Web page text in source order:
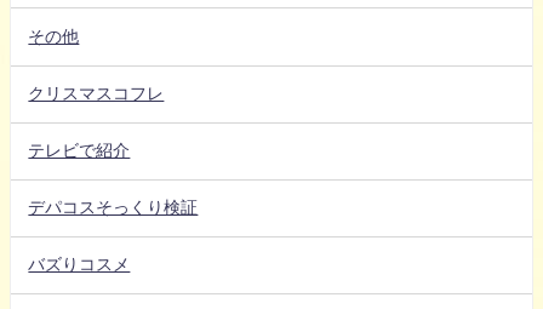
その他
クリスマスコフレ
テレビで紹介
デパコスそっくり検証
バズりコスメ